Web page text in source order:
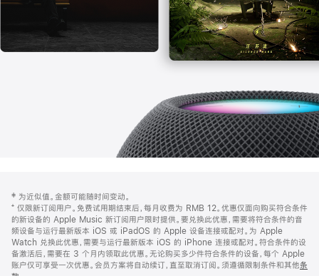
页
页
脚
注
‡ 为近似值。金额可能随时间变动。
⁺ 仅限新订阅用户。免费试用期结束后，每月收费为 RMB 12。优惠仅面向购买符合条件
的新设备的 Apple Music 新订阅用户限时提供。要兑换此优惠，需要将符合条件的音
频设备与运行最新版本 iOS 或 iPadOS 的 Apple 设备连接或配对。为 Apple
Watch 兑换此优惠，需要与运行最新版本 iOS 的 iPhone 连接或配对。符合条件的设
备激活后，需要在 3 个月内领取此优惠。无论购买多少件符合条件的设备，每个 Apple
账户仅可享受一次优惠。会员方案将自动续订，直至取消订阅。须遵循限制条件和其他条